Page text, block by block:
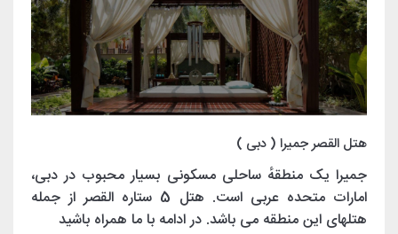
هتل القصر جمیرا ( دبی )
جمیرا یک منطقهٔ ساحلی مسکونی بسیار محبوب در دبی،
امارات متحده عربی است. هتل 5 ستاره القصر از جمله
هتلهای این منطقه می باشد. در ادامه با ما همراه باشید